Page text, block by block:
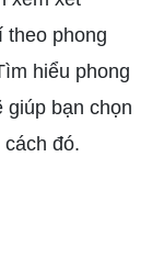
theo phong
hiểu phong
giúp bạn chọn
đó.